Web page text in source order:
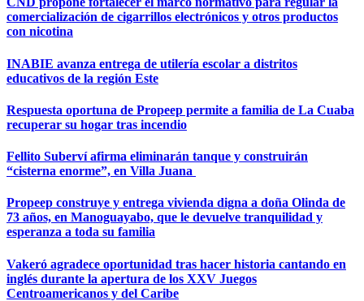
comercialización de cigarrillos electrónicos y otros productos
con nicotina
INABIE avanza entrega de utilería escolar a distritos
educativos de la región Este
Respuesta oportuna de Propeep permite a familia de La Cuaba
recuperar su hogar tras incendio
Fellito Suberví afirma eliminarán tanque y construirán
“cisterna enorme”, en Villa Juana
Propeep construye y entrega vivienda digna a doña Olinda de
73 años, en Manoguayabo, que le devuelve tranquilidad y
esperanza a toda su familia
Vakeró agradece oportunidad tras hacer historia cantando en
inglés durante la apertura de los XXV Juegos
Centroamericanos y del Caribe